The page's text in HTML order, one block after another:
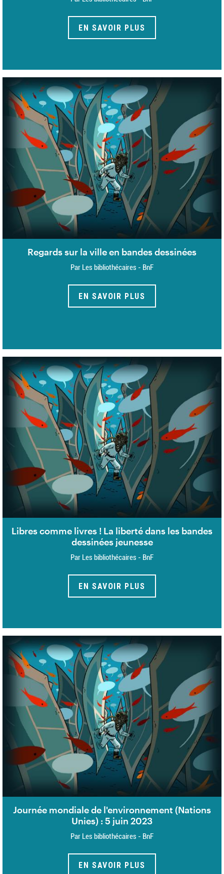
EN SAVOIR PLUS
Regards sur la ville en bandes dessinées
Par Les bibliothécaires - BnF
EN SAVOIR PLUS
Libres comme livres ! La liberté dans les bandes
dessinées jeunesse
Par Les bibliothécaires - BnF
EN SAVOIR PLUS
Journée mondiale de l'environnement (Nations
Unies) : 5 juin 2023
Par Les bibliothécaires - BnF
EN SAVOIR PLUS